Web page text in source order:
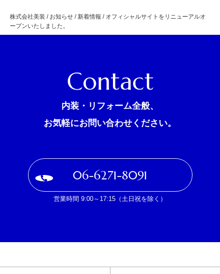
株式会社美装 / お知らせ /新着情報 / オフィシャルサイトをリニューアルオ
ープンいたしました。
Contact
内装・リフォーム全般、
お気軽にお問い合わせください。
06-6271-8091
営業時間 9:00～17:15（土日祝を除く）